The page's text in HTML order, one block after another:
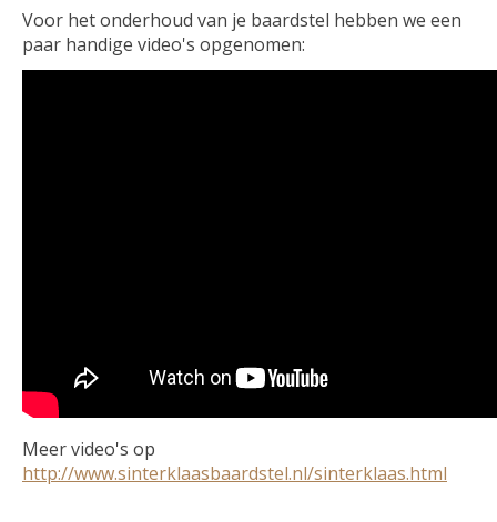
Voor het onderhoud van je baardstel hebben we een
paar handige video's opgenomen:
Meer video's op
http://www.sinterklaasbaardstel.nl/sinterklaas.html